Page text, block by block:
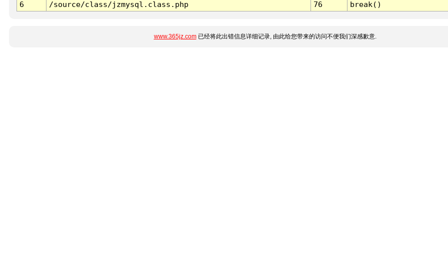
6
/source/class/jzmysql.class.php 76 break()
www.365jz.com已经将此出错信息详细记录, 由此给您带来的访问不便我们深感歉意.